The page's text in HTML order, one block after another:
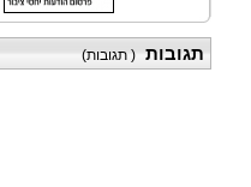
תגובות( תגובות)